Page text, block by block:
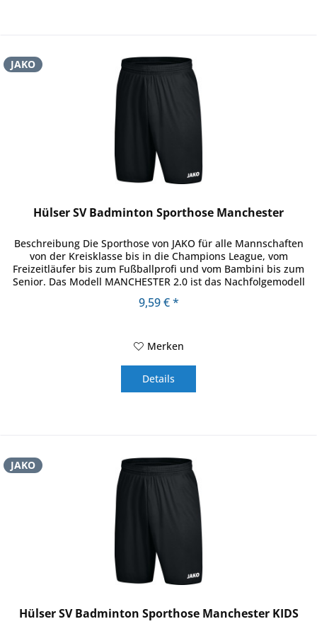
JAKO
Hülser SV Badminton Sporthose Manchester
Beschreibung Die Sporthose von JAKO für alle Mannschaften
von der Kreisklasse bis in die Champions League, vom
Freizeitläufer bis zum Fußballprofi und vom Bambini bis zum
Senior. Das Modell MANCHESTER 2.0 ist das Nachfolgemodell
9,59 € *
Merken
Details
JAKO
Hülser SV Badminton Sporthose Manchester KIDS